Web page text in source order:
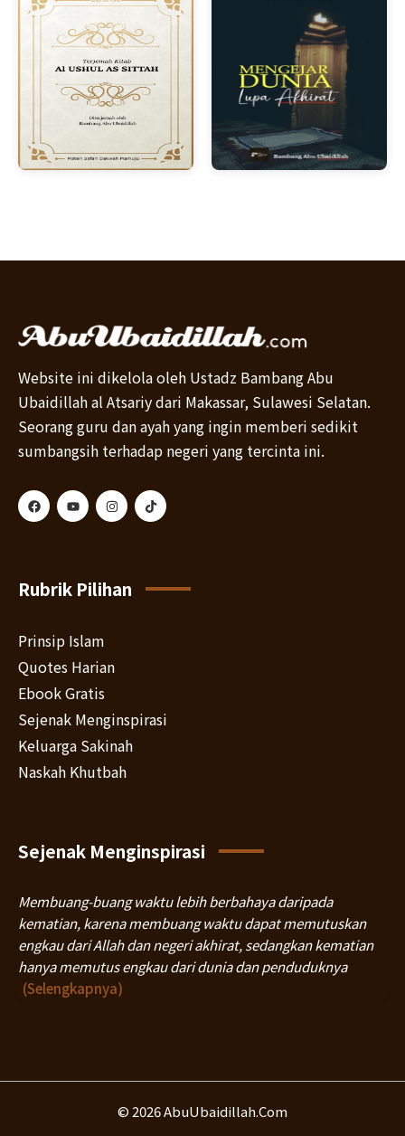
Website ini dikelola oleh Ustadz Bambang Abu
Ubaidillah al Atsariy dari Makassar, Sulawesi Selatan.
Seorang guru dan ayah yang ingin memberi sedikit
sumbangsih terhadap negeri yang tercinta ini.
Rubrik Pilihan
Prinsip Islam
Quotes Harian
Ebook Gratis
Sejenak Menginspirasi
Keluarga Sakinah
Naskah Khutbah
Sejenak Menginspirasi
Membuang-buang waktu lebih berbahaya daripada
kematian, karena membuang waktu dapat memutuskan
engkau dari Allah dan negeri akhirat, sedangkan kematian
hanya memutus engkau dari dunia dan penduduknya
(Selengkapnya)
© 2026 AbuUbaidillah.Com